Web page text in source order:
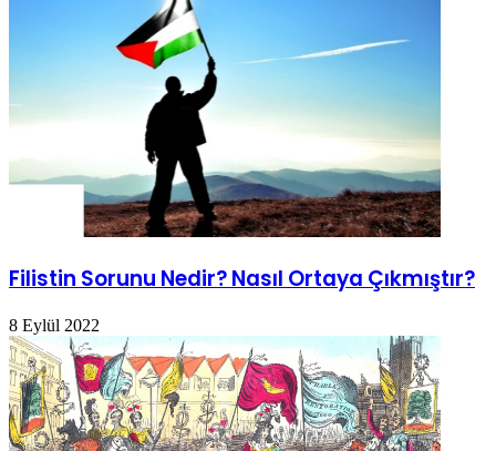
Filistin Sorunu Nedir? Nasıl Ortaya Çıkmıştır?
8 Eylül 2022